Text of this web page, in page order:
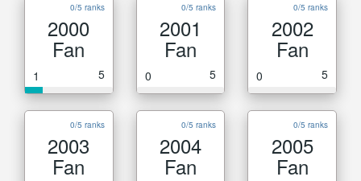
0/5 ranks
2000
Fan
1 5
0/5 ranks
2001
Fan
0 5
0/5 ranks
2002
Fan
0 5
0/5 ranks
2003
Fan
0/5 ranks
2004
Fan
0/5 ranks
2005
Fan